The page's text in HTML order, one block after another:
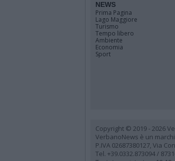
NEWS
Prima Pagina
Lago Maggiore
Turismo
Tempo libero
Ambiente
Economia
Sport
Copyright © 2019 - 2026
VerbanoNews è un
P.IVA 02687380127, Via
Tel. +39.0332.873094 /